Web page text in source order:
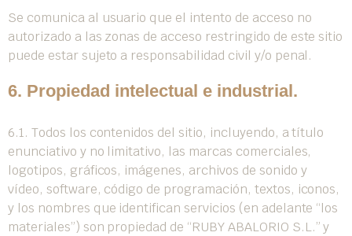
Se comunica al usuario que el intento de acceso no
autorizado a las zonas de acceso restringido de este sitio
puede estar sujeto a responsabilidad civil y/o penal.
6. Propiedad intelectual e industrial.
6.1. Todos los contenidos del sitio, incluyendo, a título
enunciativo y no limitativo, las marcas comerciales,
logotipos, gráficos, imágenes, archivos de sonido y
vídeo, software, código de programación, textos, iconos,
y los nombres que identifican servicios (en adelante “los
materiales”) son propiedad de “RUBY ABALORIO S.L.” y